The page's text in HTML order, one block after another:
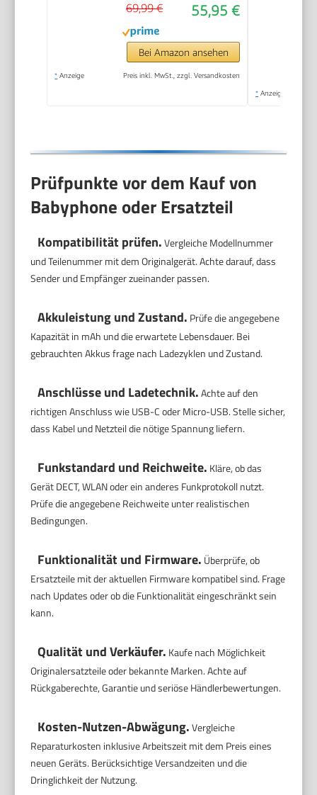
Smart ECO-Modus,
Nachtlicht,
SCD503/26
55,95 €
69,99 €
Bei Amazon ansehen
* Anzeige Preis inkl. MwSt., zzgl. Versandkosten
* Anzeige
Prüfpunkte vor dem Kauf von
Babyphone oder Ersatzteil
Kompatibilität prüfen.Vergleiche Modellnummer
und Teilenummer mit dem Originalgerät. Achte darauf, dass
Sender und Empfänger zueinander passen.
Akkuleistung und Zustand. Prüfe die angegebene
Kapazität in mAh und die erwartete Lebensdauer. Bei
gebrauchten Akkus frage nach Ladezyklen und Zustand.
Anschlüsse und Ladetechnik.Achte auf den
richtigen Anschluss wie USB-C oder Micro-USB. Stelle sicher,
dass Kabel und Netzteil die nötige Spannung liefern.
Funkstandard und Reichweite. Kläre, ob das
Gerät DECT, WLAN oder ein anderes Funkprotokoll nutzt.
Prüfe die angegebene Reichweite unter realistischen
Bedingungen.
Funktionalität und Firmware. Überprüfe, ob
Ersatzteile mit der aktuellen Firmware kompatibel sind. Frage
nach Updates oder ob die Funktionalität eingeschränkt sein
kann.
Qualität und Verkäufer. Kaufe nach Möglichkeit
Originalersatzteile oder bekannte Marken. Achte auf
Rückgaberechte, Garantie und seriöse Händlerbewertungen.
Kosten-Nutzen-Abwägung.Vergleiche
Reparaturkosten inklusive Arbeitszeit mit dem Preis eines
neuen Geräts. Berücksichtige Versandzeiten und die
Dringlichkeit der Nutzung.